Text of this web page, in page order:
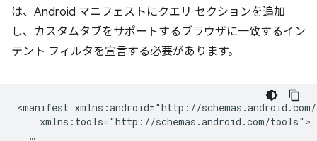
は、Android マニフェストにクエリ セクションを追加
し、カスタムタブをサポートするブラウザに一致するイン
テント フィルタを宣言する必要があります。
<manifest